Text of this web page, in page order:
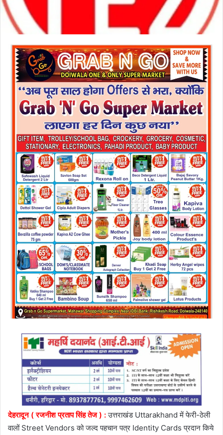
देहरादून ( रजनीश प्रताप सिंह तेज ) : उत्तराखंड Uttarakhand में फेरी-ठेली
वालों Street Vendors को जल्द पहचान पत्र Identity Cards प्रदान किये